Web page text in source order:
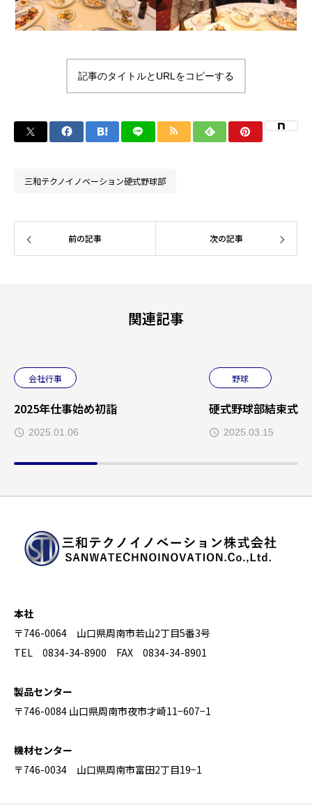
記事のタイトルとURLをコピーする
三和テクノイノベーション硬式野球部
前の記事 次の記事
関連記事
会社行事
2025年仕事始め初詣
2025.01.06
野球
硬式野球部結束式
2025.03.15
本社
〒746-0064 山口県周南市若山2丁目5番3号
TEL 0834-34-8900 FAX 0834-34-8901
製品センター
〒746-0084 山口県周南市夜市才崎11−607−1
機材センター
〒746-0034 山口県周南市富田2丁目19−1